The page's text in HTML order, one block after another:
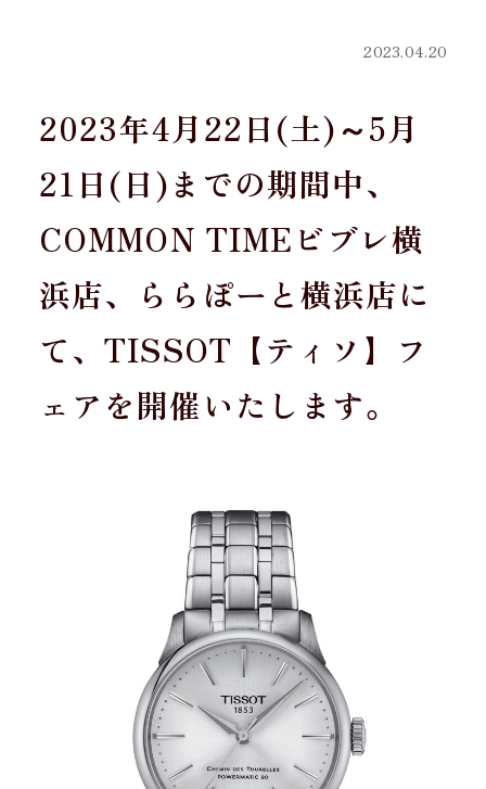
2023.04.20
2023年4月22日(土)～5月
21日(日)までの期間中、
COMMON TIMEビブレ横
浜店、ららぽーと横浜店に
て、TISSOT【ティソ】フ
ェアを開催いたします。